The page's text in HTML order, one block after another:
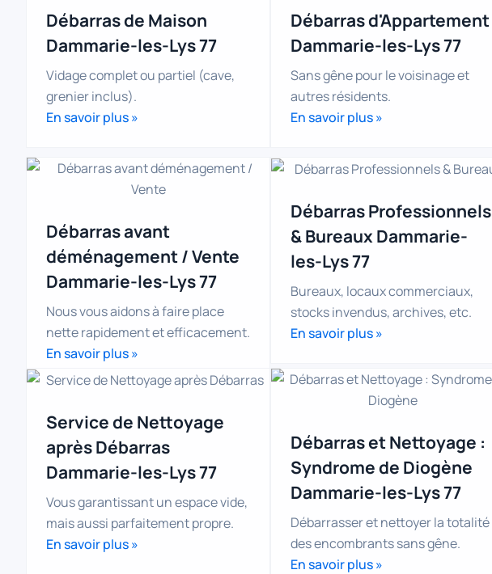
Débarras de Maison
Dammarie-les-Lys 77
Vidage complet ou partiel (cave,
grenier inclus).
En savoir plus »
Débarras d'Appartement
Dammarie-les-Lys 77
Sans gêne pour le voisinage et
autres résidents.
En savoir plus »
Débarras avant
déménagement / Vente
Dammarie-les-Lys 77
Nous vous aidons à faire place
nette rapidement et efficacement.
En savoir plus »
Débarras Professionnels
& Bureaux Dammarie-
les-Lys 77
Bureaux, locaux commerciaux,
stocks invendus, archives, etc.
En savoir plus »
Service de Nettoyage
après Débarras
Dammarie-les-Lys 77
Vous garantissant un espace vide,
mais aussi parfaitement propre.
En savoir plus »
Débarras et Nettoyage :
Syndrome de Diogène
Dammarie-les-Lys 77
Débarrasser et nettoyer la totalité
des encombrants sans gêne.
En savoir plus »